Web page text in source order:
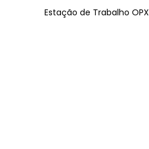
out
Estação de Trabalho OPX